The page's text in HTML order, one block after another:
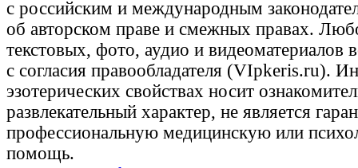
с российским и международным
об авторском праве и смежных правах.
текстовых, фото, аудио и видеоматериалов
с согласия правообладателя (VIpkeris.ru).
эзотерических свойствах носит
развлекательный характер, не является
профессиональную медицинскую или
помощь.